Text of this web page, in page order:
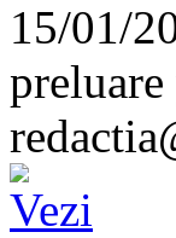
15/01/